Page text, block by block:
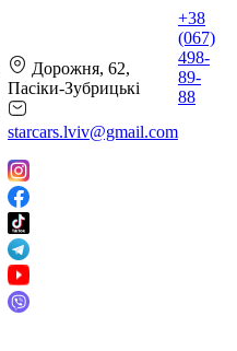
Дорожня, 62,
Пасіки-Зубрицькі
starcars.lviv@gmail.com
+38
(067)
498-
89-
88